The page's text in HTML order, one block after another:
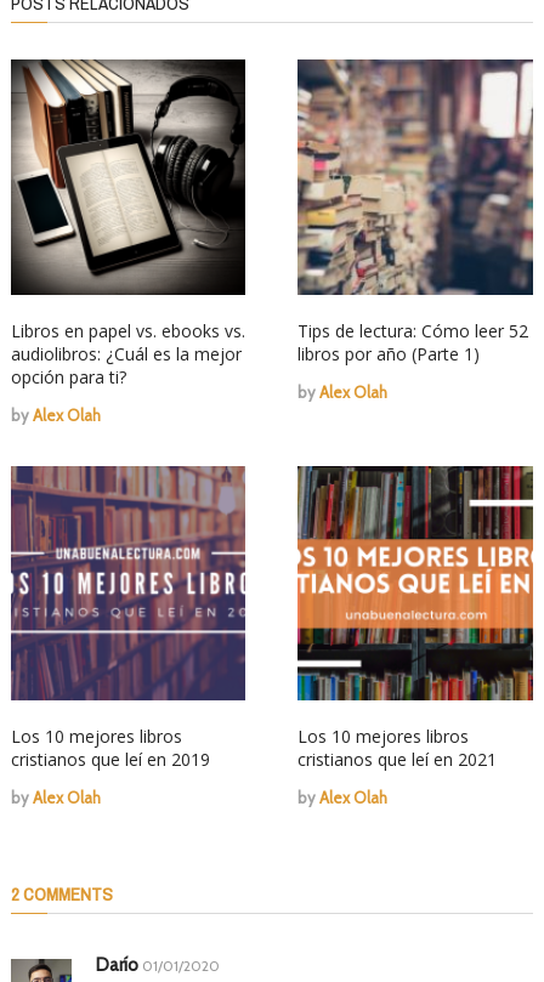
Libros en papel vs. ebooks vs.
audiolibros: ¿Cuál es la mejor
opción para ti?
byAlex Olah
Tips de lectura: Cómo leer 52
libros por año (Parte 1)
byAlex Olah
Los 10 mejores libros
cristianos que leí en 2019
byAlex Olah
Los 10 mejores libros
cristianos que leí en 2021
byAlex Olah
2 COMMENTS
Darío 01/01/2020